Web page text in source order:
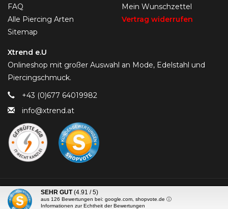
FAQ
Alle Piercing Arten
Sitemap
Mein Wunschzettel
Vertrag widerrufen
Xtrend e.U
Onlineshop mit großer Auswahl an Mode, Edelstahl und
Piercingschmuck.
+43 (0)677 64019982
info@xtrend.at
© Copyright 2026 Piercing-Trend.com -
SEHR GUT (4.91 / 5)
aus 126 Bewertungen bei: google.com, shopvote.de ⓘ
Informationen zur Echtheit der Bewertungen